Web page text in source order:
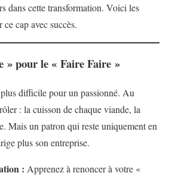
dans cette transformation. Voici les
cap avec succès.
» pour le « Faire Faire »
plus difficile pour un passionné. Au
: la cuisson de chaque viande, la
Mais un patron qui reste uniquement en
plus son entreprise.
: Apprenez à renoncer à votre «